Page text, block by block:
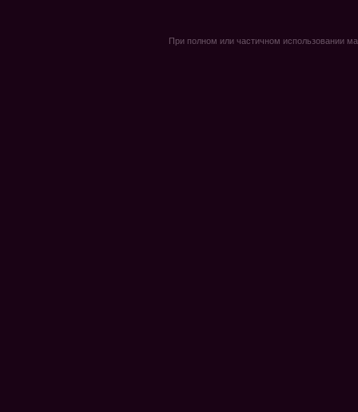
При полном или частичном использовании